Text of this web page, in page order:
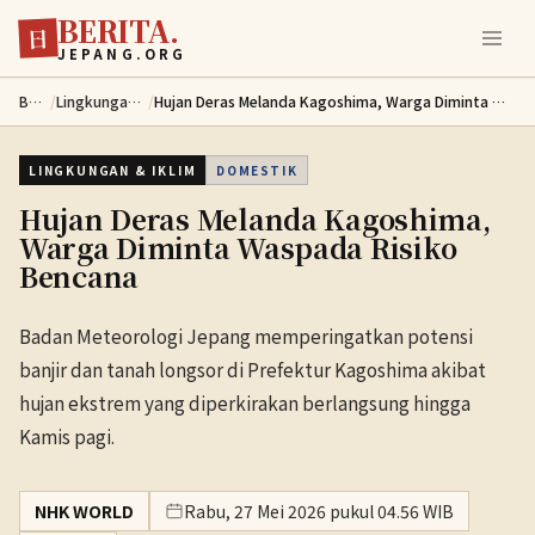
Lewati ke konten utama
日 BERITA.
JEPANG.ORG
Berita / Lingkungan & Iklim / Hujan Deras Melanda Kagoshima, Warga Diminta Waspada Risiko Bencana
LINGKUNGAN & IKLIM DOMESTIK
Hujan Deras Melanda Kagoshima,
Warga Diminta Waspada Risiko
Bencana
Badan Meteorologi Jepang memperingatkan potensi
banjir dan tanah longsor di Prefektur Kagoshima akibat
hujan ekstrem yang diperkirakan berlangsung hingga
Kamis pagi.
NHK WORLD
Rabu, 27 Mei 2026 pukul 04.56 WIB